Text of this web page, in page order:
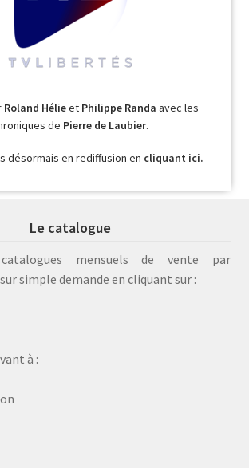
Roland Hélieet Philippe Randa avec les
de Pierre de Laubier.
désormais en rediffusion en cliquant ici.
Le catalogue
mensuels de vente par
simple demande en cliquant sur :
à :